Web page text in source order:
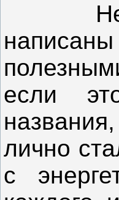
если
лично
с